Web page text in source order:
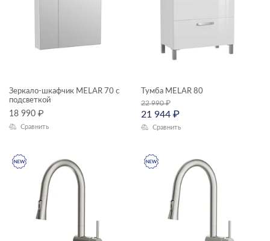
Зеркало-шкафчик MELAR 70 с
подсветкой
18 990 ₽
Сравнить
Тумба MELAR 80
22 990₽
21 944 ₽
Сравнить